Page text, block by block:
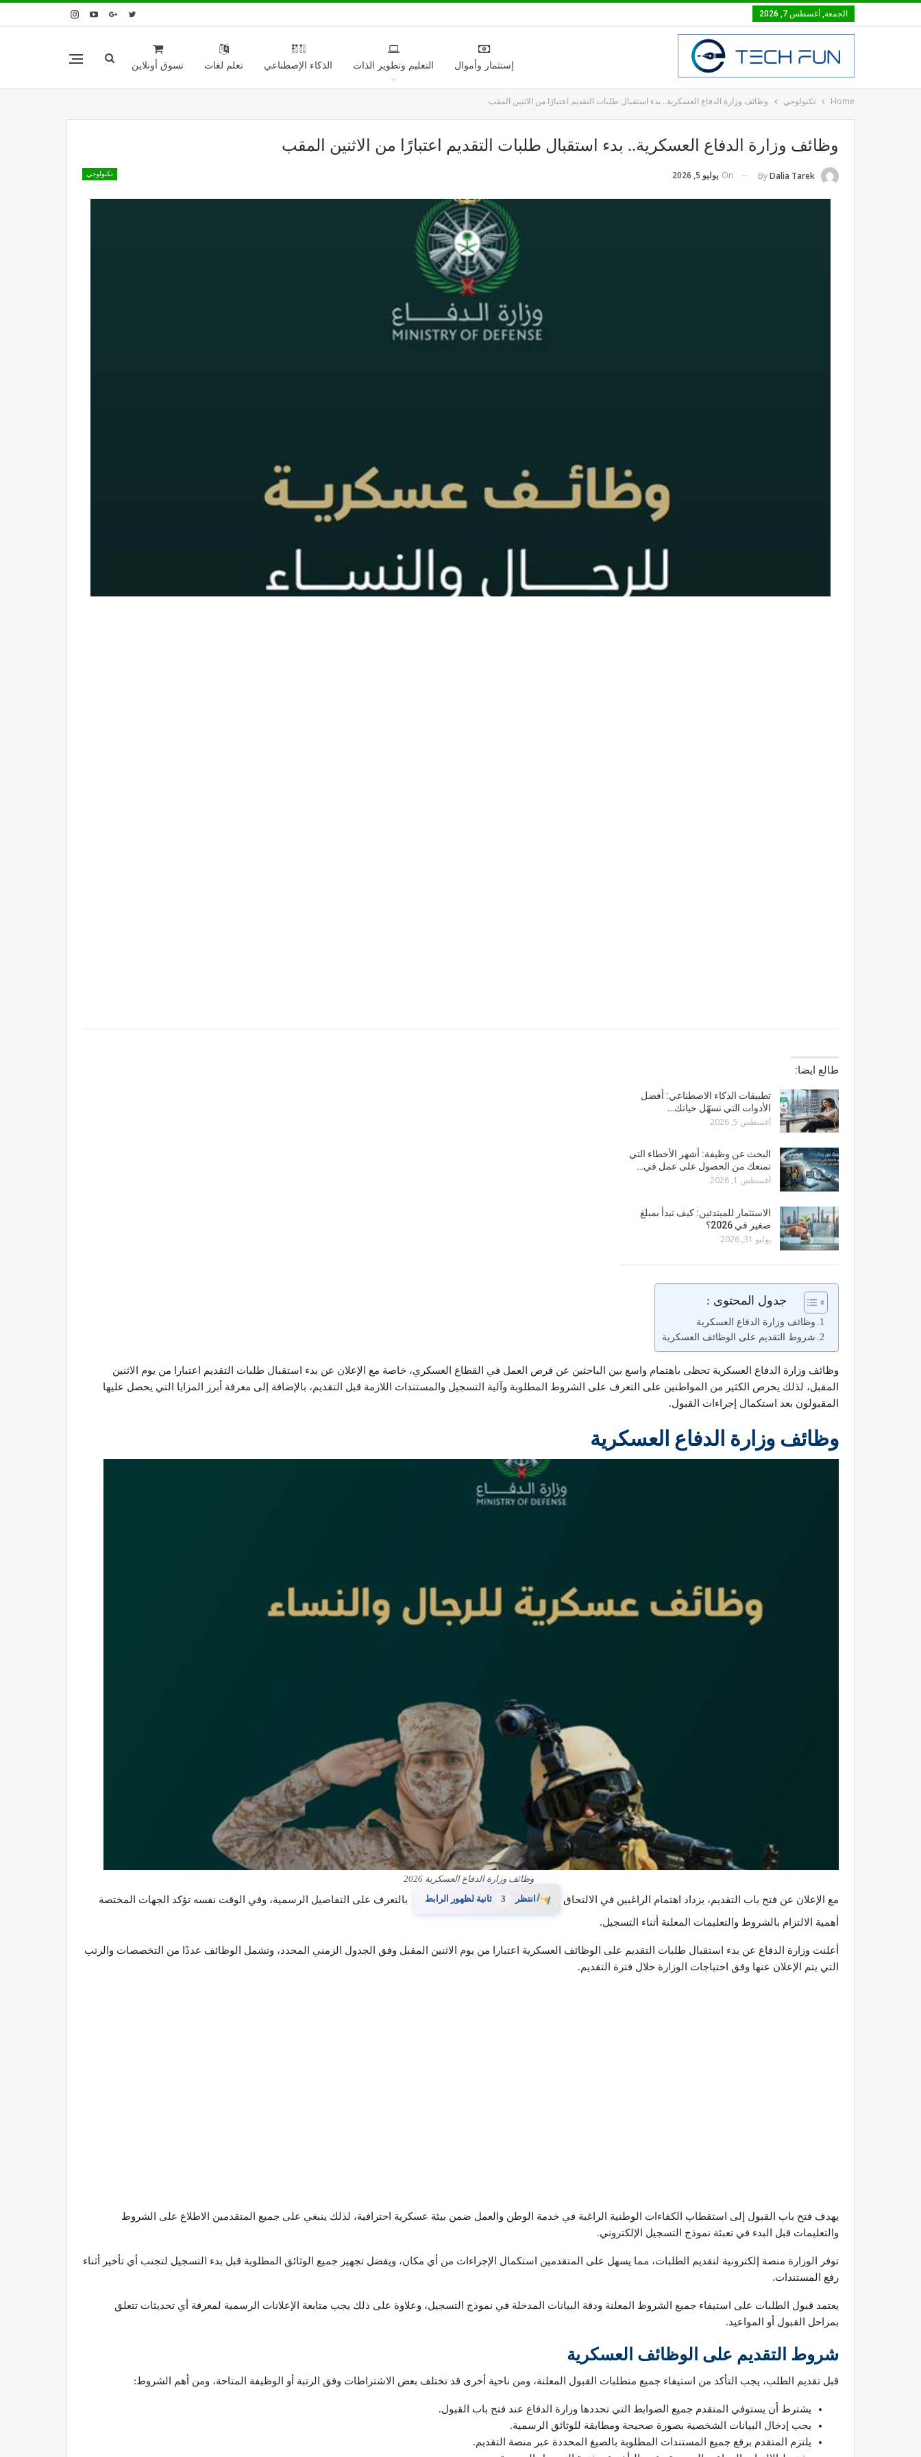
الجمعة, أغسطس 7, 2026
إستثمار وأموال التعليم وتطوير الذات الذكاء الإصطناعي تعلم لغات تسوق أونلاين
Home تكنولوجي وظائف وزارة الدفاع العسكرية.. بدء استقبال طلبات التقديم اعتبارًا من الاثنين المقب
وظائف وزارة الدفاع العسكرية.. بدء استقبال طلبات التقديم اعتبارًا من الاثنين المقب
تكنولوجي ByDalia Tarek
On يوليو 5, 2026
طالع ايضا:
تطبيقات الذكاء الاصطناعي: أفضل
الأدوات التي تسهّل حياتك…
أغسطس 5, 2026
البحث عن وظيفة: أشهر الأخطاء التي
تمنعك من الحصول على عمل في…
أغسطس 1, 2026
الاستثمار للمبتدئين: كيف تبدأ بمبلغ
صغير في 2026؟
يوليو 31, 2026
جدول المحتوى :
وظائف وزارة الدفاع العسكرية
شروط التقديم على الوظائف العسكرية
وظائف وزارة الدفاع العسكرية تحظى باهتمام واسع بين الباحثين عن فرص العمل في القطاع العسكري، خاصة مع الإعلان عن بدء استقبال طلبات التقديم اعتبارا من يوم الاثنين
المقبل، لذلك يحرص الكثير من المواطنين على التعرف على الشروط المطلوبة وآلية التسجيل والمستندات اللازمة قبل التقديم، بالإضافة إلى معرفة أبرز المزايا التي يحصل عليها
المقبولون بعد استكمال إجراءات القبول.
وظائف وزارة الدفاع العسكرية
وظائف وزارة الدفاع العسكرية 2026
مع الإعلان عن فتح باب التقديم، يزداد اهتمام الراغبين في الالتحاق انتظر 2 ثانية لظهور الرابط بالتعرف على التفاصيل الرسمية، وفي الوقت نفسه تؤكد الجهات المختصة
أهمية الالتزام بالشروط والتعليمات المعلنة أثناء التسجيل.
أعلنت وزارة الدفاع عن بدء استقبال طلبات التقديم على الوظائف العسكرية اعتبارا من يوم الاثنين المقبل وفق الجدول الزمني المحدد، وتشمل الوظائف عددًا من التخصصات والرتب
التي يتم الإعلان عنها وفق احتياجات الوزارة خلال فترة التقديم.
يهدف فتح باب القبول إلى استقطاب الكفاءات الوطنية الراغبة في خدمة الوطن والعمل ضمن بيئة عسكرية احترافية، لذلك ينبغي على جميع المتقدمين الاطلاع على الشروط
والتعليمات قبل البدء في تعبئة نموذج التسجيل الإلكتروني.
توفر الوزارة منصة إلكترونية لتقديم الطلبات، مما يسهل على المتقدمين استكمال الإجراءات من أي مكان، ويفضل تجهيز جميع الوثائق المطلوبة قبل بدء التسجيل لتجنب أي تأخير أثناء
رفع المستندات.
يعتمد قبول الطلبات على استيفاء جميع الشروط المعلنة ودقة البيانات المدخلة في نموذج التسجيل، وعلاوة على ذلك يجب متابعة الإعلانات الرسمية لمعرفة أي تحديثات تتعلق
بمراحل القبول أو المواعيد.
شروط التقديم على الوظائف العسكرية
قبل تقديم الطلب، يجب التأكد من استيفاء جميع متطلبات القبول المعلنة، ومن ناحية أخرى قد تختلف بعض الاشتراطات وفق الرتبة أو الوظيفة المتاحة، ومن أهم الشروط:
يشترط أن يستوفي المتقدم جميع الضوابط التي تحددها وزارة الدفاع عند فتح باب القبول.
يجب إدخال البيانات الشخصية بصورة صحيحة ومطابقة للوثائق الرسمية.
يلتزم المتقدم برفع جميع المستندات المطلوبة بالصيغ المحددة عبر منصة التقديم.